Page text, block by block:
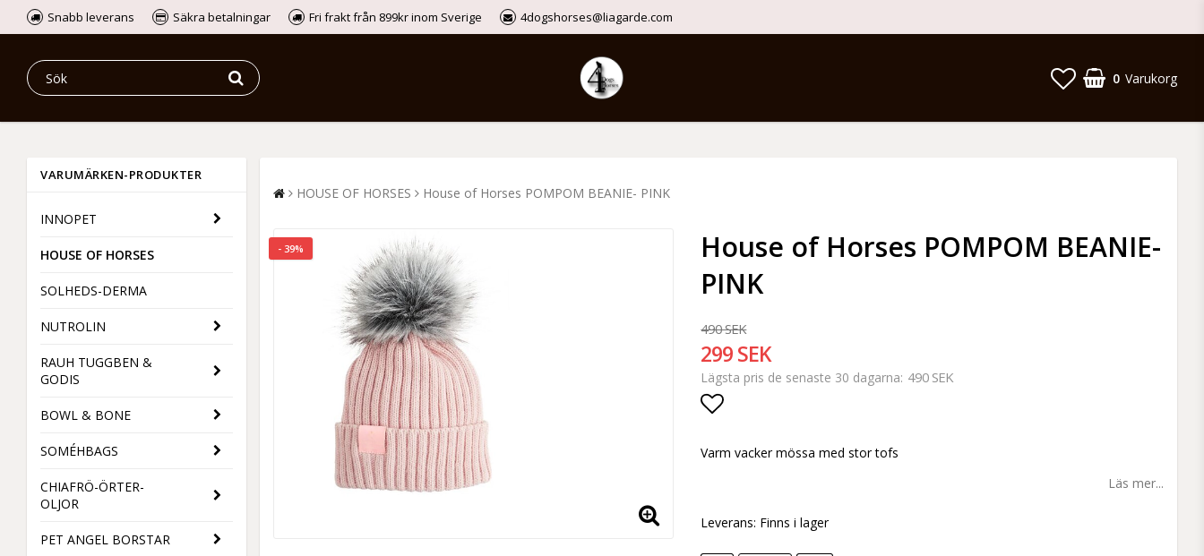
Snabb leverans Säkra betalningar Fri frakt från 899kr inom Sverige 4dogshorses@liagarde.com
0 Varukorg
VARUMÄRKEN-PRODUKTER
INNOPET
HOUSE OF HORSES
SOLHEDS-DERMA
NUTROLIN
RAUH TUGGBEN &
GODIS
BOWL & BONE
SOMÉHBAGS
CHIAFRÖ-ÖRTER-
OLJOR
PET ANGEL BORSTAR
HOUSE OF HORSES House of Horses POMPOM BEANIE- PINK
- 39%
House of Horses POMPOM BEANIE-
PINK
490 SEK
299 SEK
Lägsta pris de senaste 30 dagarna 490 SEK
Varm vacker mössa med stor tofs
Läs mer...
Leverans: Finns i lager